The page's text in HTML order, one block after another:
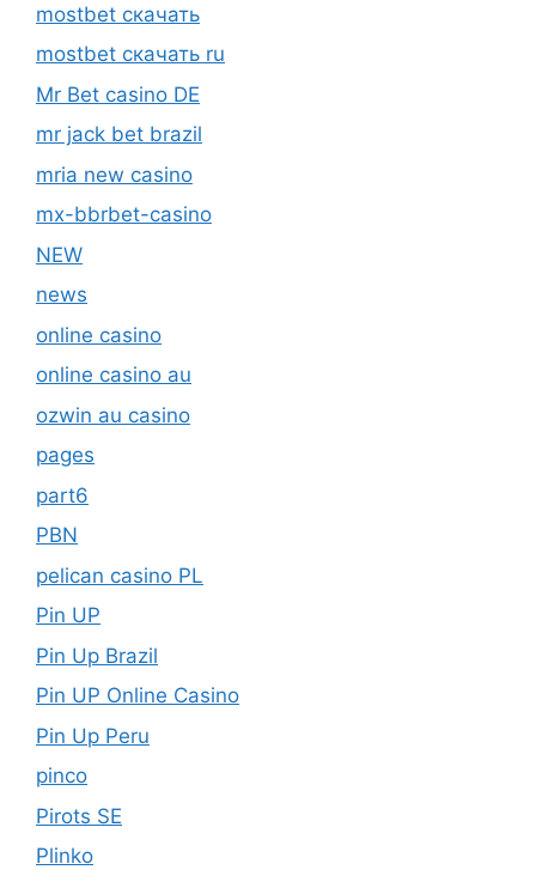
mostbet скачать
mostbet скачать ru
Mr Bet casino DE
mr jack bet brazil
mria new casino
mx-bbrbet-casino
NEW
news
online casino
online casino au
ozwin au casino
pages
part6
PBN
pelican casino PL
Pin UP
Pin Up Brazil
Pin UP Online Casino
Pin Up Peru
pinco
Pirots SE
Plinko